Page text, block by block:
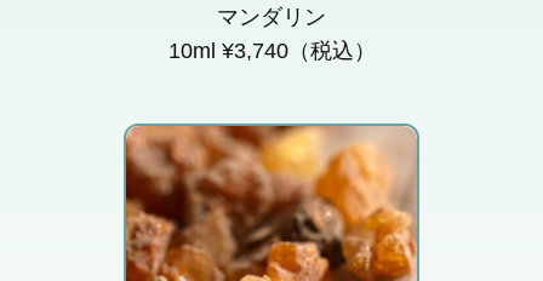
マンダリン
10ml ¥3,740（税込）
没薬のことで、ムスクに
似た深い香りです。